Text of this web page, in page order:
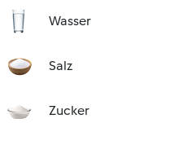
Wasser
Salz
Zucker